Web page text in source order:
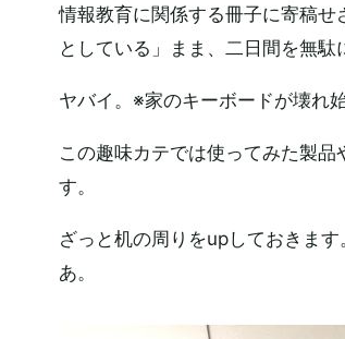
情報教育に関係する冊子に寄稿せ
としている」まま、二日間を無駄
ヤバイ。※家のキーボードが壊れ
この趣味カテでは使ってみた製
す。
ざっと机の周りをupしておきま
あ。